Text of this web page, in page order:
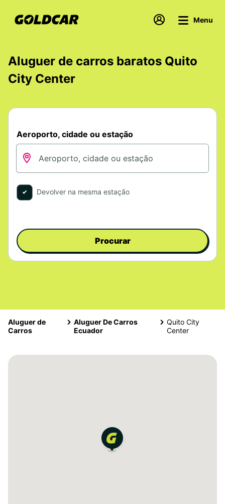
Menu
Aluguer de carros baratos Quito
City Center
Aeroporto, cidade ou estação
Devolver na mesma estação
Procurar
Aluguer de
Carros
Aluguer De Carros
Ecuador
Quito City
Center